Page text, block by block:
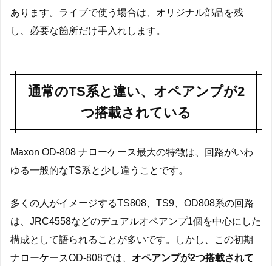
あります。ライブで使う場合は、オリジナル部品を残
し、必要な箇所だけ手入れします。
通常のTS系と違い、オペアンプが2
つ搭載されている
Maxon OD-808 ナローケース最大の特徴は、回路がいわ
ゆる一般的なTS系と少し違うことです。
多くの人がイメージするTS808、TS9、OD808系の回路
は、JRC4558などのデュアルオペアンプ1個を中心にした
構成として語られることが多いです。しかし、この初期
ナローケースOD-808では、 オペアンプが2つ搭載されて